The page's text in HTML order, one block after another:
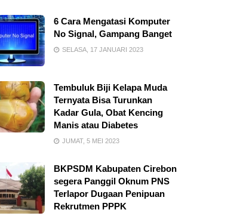
6 Cara Mengatasi Komputer
No Signal, Gampang Banget
SELASA, 17 JANUARI 2023
Tembuluk Biji Kelapa Muda
Ternyata Bisa Turunkan
Kadar Gula, Obat Kencing
Manis atau Diabetes
JUMAT, 5 MEI 2023
BKPSDM Kabupaten Cirebon
segera Panggil Oknum PNS
Terlapor Dugaan Penipuan
Rekrutmen PPPK